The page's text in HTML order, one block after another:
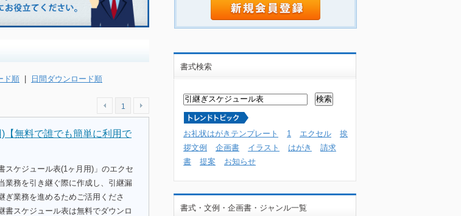
ド順 | 日間ダウンロード順
1
【無料で誰でも簡単に利用で
スケジュール表(1ヶ月用)」のエクセ
業務を引き継ぐ際に作成し、引継漏
ぎ業務を進めるためご活用くださ
書スケジュール表は無料でダウンロ
書式検索
お礼状はがきテンプレート 1 エクセル
挨
拶文例
企画書 イラスト はがき
請求
書
提案 お知らせ
書式・文例・企画書・ジャンル一覧